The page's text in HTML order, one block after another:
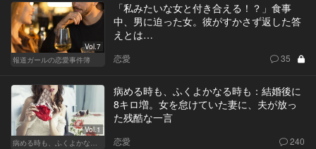
Vol.7
報道ガールの恋愛事件簿
「私みたいな女と付き合える！？」食事
中、男に迫った女。彼がすかさず返した答
えとは…
恋愛 35
Vol.1
病める時も、ふくよかなる時も
病める時も、ふくよかなる時も：結婚後に
8キロ増。女を怠けていた妻に、夫が放っ
た残酷な一言
恋愛 240